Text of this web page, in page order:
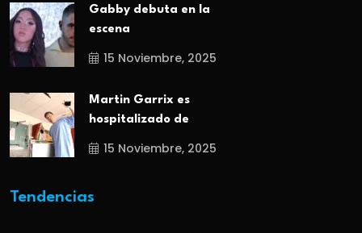
Gabby debuta en la
escena
15 Noviembre, 2025
Martin Garrix es
hospitalizado de
15 Noviembre, 2025
Tendencias